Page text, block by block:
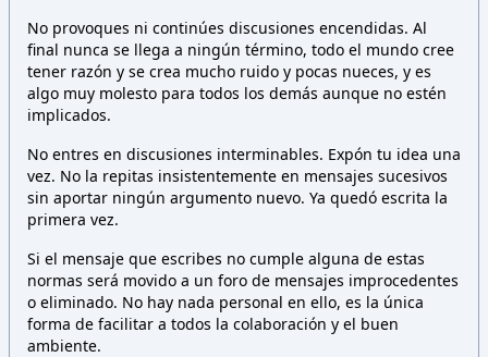
No provoques ni continúes discusiones encendidas. Al
final nunca se llega a ningún término, todo el mundo cree
tener razón y se crea mucho ruido y pocas nueces, y es
algo muy molesto para todos los demás aunque no estén
implicados.
No entres en discusiones interminables. Expón tu idea una
vez. No la repitas insistentemente en mensajes sucesivos
sin aportar ningún argumento nuevo. Ya quedó escrita la
primera vez.
Si el mensaje que escribes no cumple alguna de estas
normas será movido a un foro de mensajes improcedentes
o eliminado. No hay nada personal en ello, es la única
forma de facilitar a todos la colaboración y el buen
ambiente.